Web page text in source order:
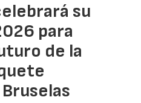
su
para
de la